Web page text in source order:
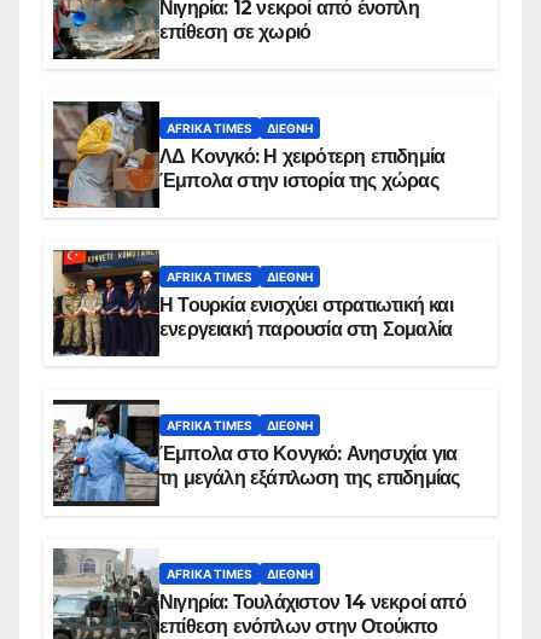
Νιγηρία: 12 νεκροί από ένοπλη
επίθεση σε χωριό
AFRIKA TIMES ΔΙΕΘΝΉ
ΛΔ Κονγκό: Η χειρότερη επιδημία
Έμπολα στην ιστορία της χώρας
AFRIKA TIMES ΔΙΕΘΝΉ
Η Τουρκία ενισχύει στρατιωτική και
ενεργειακή παρουσία στη Σομαλία
AFRIKA TIMES ΔΙΕΘΝΉ
Έμπολα στο Κονγκό: Ανησυχία για
τη μεγάλη εξάπλωση της επιδημίας
AFRIKA TIMES ΔΙΕΘΝΉ
Νιγηρία: Τουλάχιστον 14 νεκροί από
επίθεση ενόπλων στην Οτούκπο